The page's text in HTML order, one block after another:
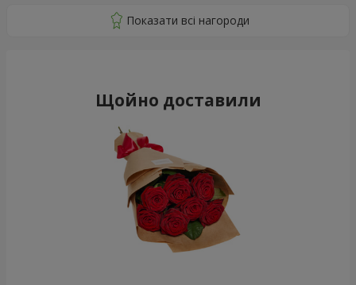
Щойно доставили